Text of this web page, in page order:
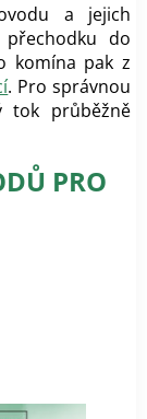
a jejich
přechodku do
komína pak z
. Pro správnou
tok průběžně
PRO